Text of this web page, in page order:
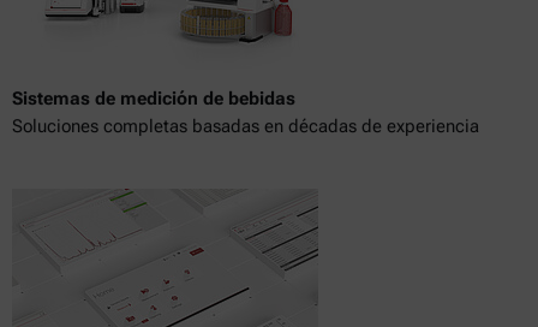
Sistemas de medición de bebidas
Soluciones completas basadas en décadas de experiencia